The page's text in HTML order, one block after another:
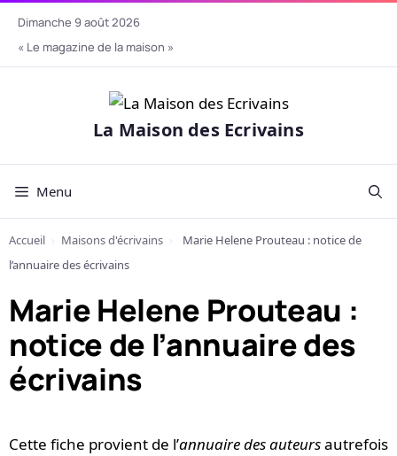
dimanche 9 août 2026
« Le magazine de la maison »
La Maison des Ecrivains
Menu
Accueil › Maisons d'écrivains ›
Marie Helene Prouteau : notice de
l’annuaire des écrivains
Marie Helene Prouteau :
notice de l’annuaire des
écrivains
Cette fiche provient de l’annuaire des auteursautrefois